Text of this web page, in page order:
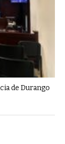
de Durango